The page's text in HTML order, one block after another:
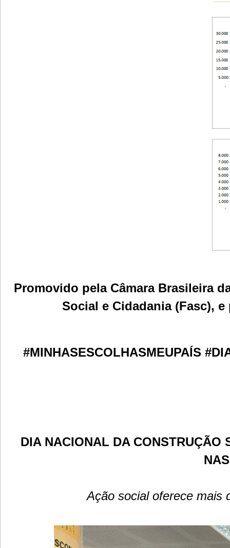
Promovido pela Câmara Brasileira
Social e Cidadania (Fasc),
#MINHASESCOLHASMEUPAÍS
DIA NACIONAL DA CONSTRUÇÃO
Ação social oferece mais